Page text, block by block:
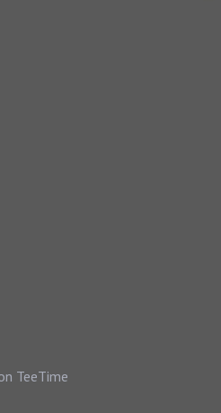
TeeTime